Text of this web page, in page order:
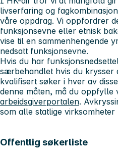
livserfaring og
våre oppdrag. Vi oppfordrer
funksjonsevne eller etnisk
vise til en sammenhengende
nedsatt funksjonsevne.
Hvis du har
særbehandlet hvis du krysser
kvalifisert søker i hver av
denne måten, må du oppfylle
arbeidsgiverportalen.
som alle statlige
Offentlig søkerliste